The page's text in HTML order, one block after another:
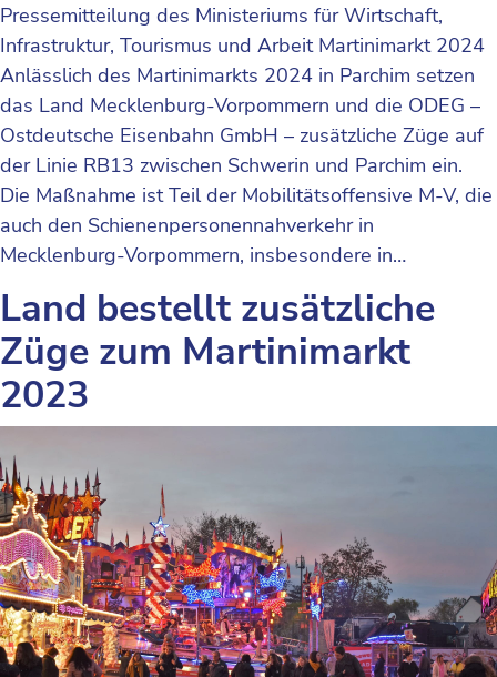
Pressemitteilung des Ministeriums für Wirtschaft,
Infrastruktur, Tourismus und Arbeit Martinimarkt 2024
Anlässlich des Martinimarkts 2024 in Parchim setzen
das Land Mecklenburg-Vorpommern und die ODEG –
Ostdeutsche Eisenbahn GmbH – zusätzliche Züge auf
der Linie RB13 zwischen Schwerin und Parchim ein.
Die Maßnahme ist Teil der Mobilitätsoffensive M-V, die
auch den Schienenpersonennahverkehr in
Mecklenburg-Vorpommern, insbesondere in…
Land bestellt zusätzliche
Züge zum Martinimarkt
2023